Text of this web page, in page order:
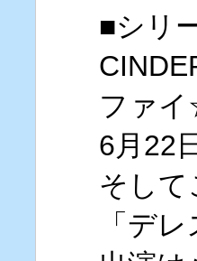
■シリ
ファ
6月22
そして
「デ